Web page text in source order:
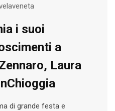
i suoi
a
Laura
di grande festa e